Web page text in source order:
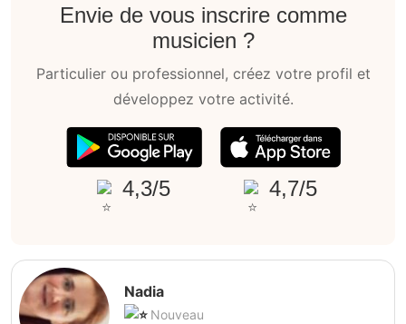
Envie de vous inscrire comme
musicien ?
Particulier ou professionnel, créez votre profil et
développez votre activité.
4,3/5 4,7/5
Nadia
Nouveau